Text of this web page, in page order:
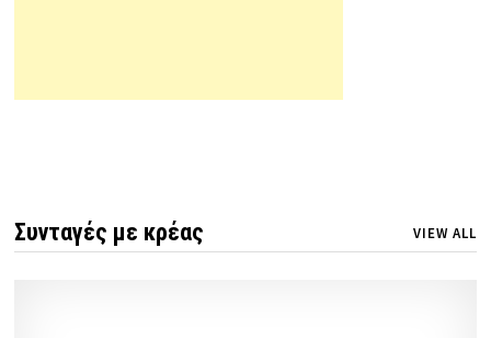
Συνταγές με κρέας VIEW ALL